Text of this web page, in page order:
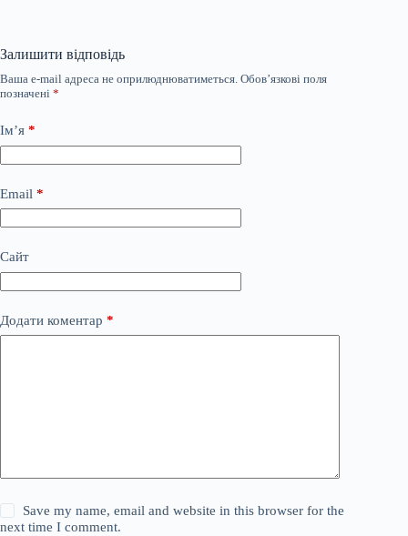
Залишити відповідь
Ваша e-mail адреса не оприлюднюватиметься. Обов’язкові поля
позначені *
Ім’я *
Email *
Сайт
Додати коментар *
Save my name, email and website in this browser for the
next time I comment.